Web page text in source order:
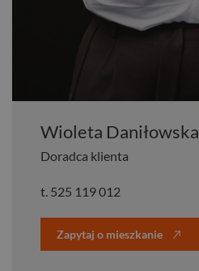
Wioleta Daniłowska
Doradca klienta
t. 525 119 012
Zapytaj o mieszkanie